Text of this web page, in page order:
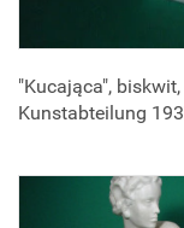
"Kucająca",
Kunstabteilung